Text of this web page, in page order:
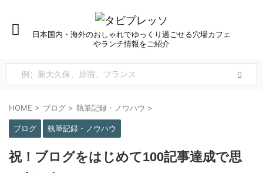
日本国内・海外のおしゃれでゆっくり過ごせる穴場カフェ
やランチ情報をご紹介
HOME > ブログ > 執筆記録・ノウハウ >
ブログ 執筆記録・ノウハウ
祝！ブログをはじめて100記事達成で思